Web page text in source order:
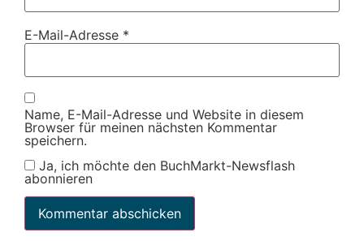
E-Mail-Adresse *
Name, E-Mail-Adresse und Website in diesem
Browser für meinen nächsten Kommentar
speichern.
Ja, ich möchte den BuchMarkt-Newsflash
abonnieren